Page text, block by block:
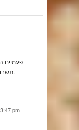
פעמיים
תשבוחות עליו, מרק ממש טעים וחורפי.
pm